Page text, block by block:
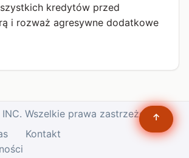
kredytów przed
i rozważ agresywne dodatkowe
Wszelkie prawa zastrzeżone.
Kontakt
↑